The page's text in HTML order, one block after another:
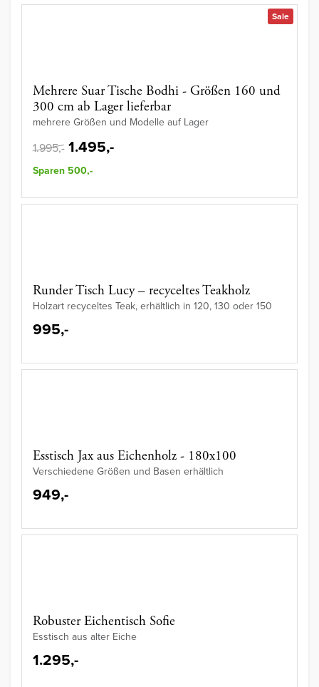
Sale
Mehrere Suar Tische Bodhi - Größen 160 und
300 cm ab Lager lieferbar
mehrere Größen und Modelle auf Lager
1.995,- 1.495,-
Sparen 500,-
Runder Tisch Lucy – recyceltes Teakholz
Holzart recyceltes Teak, erhältlich in 120, 130 oder 150
995,-
Esstisch Jax aus Eichenholz - 180x100
Verschiedene Größen und Basen erhältlich
949,-
Robuster Eichentisch Sofie
Esstisch aus alter Eiche
1.295,-